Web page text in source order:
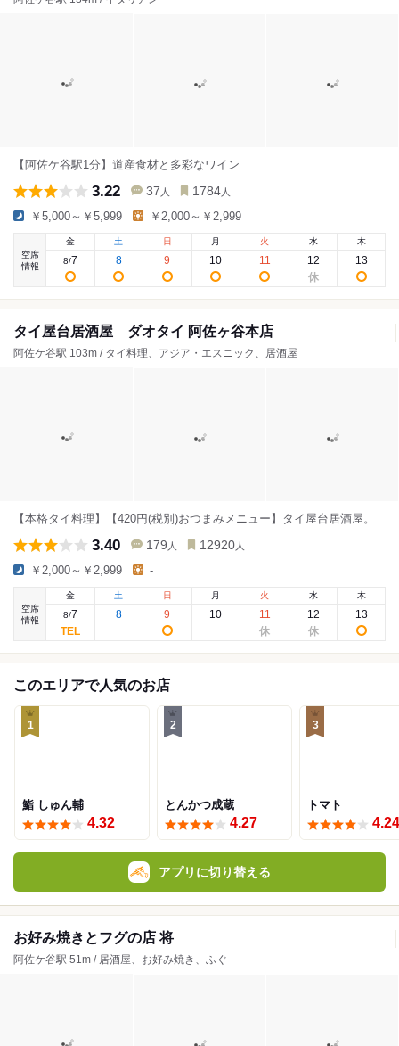
【阿佐ケ谷駅1分】道産食材と多彩なワイン
3.22 37 人 1784 人
￥5,000～￥5,999 ￥2,000～￥2,999
空席
情報
金
8/7
土
8
日
9
月
10
火
11
水
12
木
13
タイ屋台居酒屋 ダオタイ 阿佐ヶ谷本店
阿佐ケ谷駅 103m / タイ料理、アジア・エスニック、居酒屋
【本格タイ料理】【420円(税別)おつまみメニュー】タイ屋台居酒屋。
3.40 179 人 12920 人
￥2,000～￥2,999 -
空席
情報
金
8/7
土
8
日
9
月
10
火
11
水
12
木
13
このエリアで人気のお店
1
鮨 しゅん輔
4.32
2
とんかつ成蔵
4.27
3
トマト
4.24
アプリに切り替える
お好み焼きとフグの店 将
阿佐ケ谷駅 51m / 居酒屋、お好み焼き、ふぐ